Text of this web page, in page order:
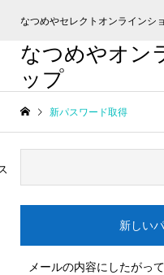
なつめやセレクトオンラインシ
なつめやオン
ップ
新パスワード取得
メールの内容にしたがっ